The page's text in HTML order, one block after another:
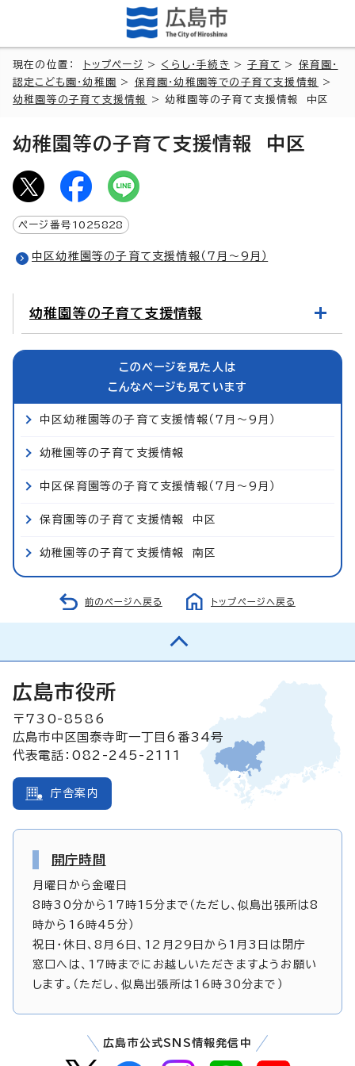
現在の位置： トップページ > くらし・手続き >子育て > 保育園・
認定こども園・幼稚園
> 保育園・幼稚園等での子育て支援情報
>
幼稚園等の子育て支援情報
> 幼稚園等の子育て支援情報 中区
幼稚園等の子育て支援情報 中区
ページ番号 1025828
中区幼稚園等の子育て支援情報（7月～9月）
幼稚園等の子育て支援情報
このページを見た人は
こんなページも見ています
中区幼稚園等の子育て支援情報（7月～9月）
幼稚園等の子育て支援情報
中区保育園等の子育て支援情報（7月～9月）
保育園等の子育て支援情報 中区
幼稚園等の子育て支援情報 南区
前のページへ戻る トップページへ戻る
広島市役所
〒730-8586
広島市中区国泰寺町一丁目6番34号
代表電話：082-245-2111
庁舎案内
開庁時間
月曜日から金曜日
8時30分から17時15分まで（ただし、似島出張所は8
時から16時45分）
祝日・休日、8月6日、12月29日から1月3日は閉庁
窓口へは、17時までにお越しいただきますようお願い
します。（ただし、似島出張所は16時30分まで）
広島市公式SNS情報発信中